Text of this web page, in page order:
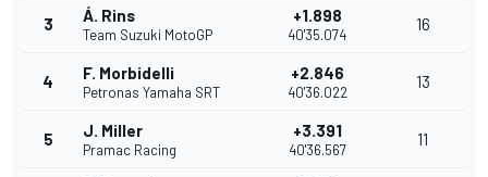
3 Á. Rins
Team Suzuki MotoGP
+1.898
40'35.074
16
4 F. Morbidelli
Petronas Yamaha SRT
+2.846
40'36.022
13
5 J. Miller
Pramac Racing
+3.391
40'36.567
11